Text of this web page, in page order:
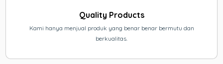
Quality Products
Kami hanya menjual produk yang benar benar bermutu dan
berkualitas.